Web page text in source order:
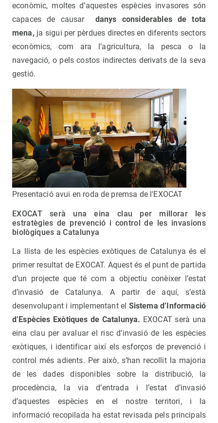
econòmic, moltes d’aquestes espècies invasores són
capaces de causar
danys considerables de tota
mena, ja sigui per pèrdues directes en diferents sectors
econòmics, com ara l’agricultura, la pesca o la
navegació, o pels costos indirectes derivats de la seva
gestió.
Presentació avui en roda de premsa de l'EXOCAT
EXOCAT serà una eina clau per millorar les
estratègies de prevenció i control de les invasions
biològiques a Catalunya
La llista de les espècies exòtiques de Catalunya és el
primer resultat de EXOCAT. Aquest és el punt de partida
d’un projecte que té com a objectiu conèixer l’estat
d’invasió de Catalunya. A partir de aquí, s’està
desenvolupant i implementant el Sistema d’Informació
d’Espècies Exòtiques de Catalunya. EXOCAT serà una
eina clau per avaluar el risc d’invasió de les espècies
exòtiques, i identificar així els esforços de prevenció i
control més adients. Per això, s’han recollit la majoria
de les dades disponibles sobre la distribució, la
procedència, la via d’entrada i l’estat d’invasió
d’aquestes espècies en el nostre territori, i la
informació recopilada ha estat revisada pels principals